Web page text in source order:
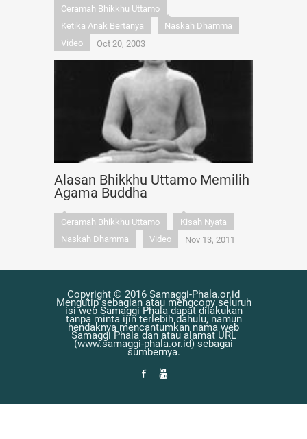
Ceramah Bhikkhu Uttamo
Ketika Anak Bertanya
Naskah Dhamma
Video
Oct 20, 2003
Alasan Bhikkhu Uttamo Memilih
Agama Buddha
Ceramah Bhikkhu Uttamo
Kisah Nyata
Naskah Dhamma
Video Nov 13, 2011
Copyright © 2016 Samaggi-Phala.or.id
Mengutip sebagian atau mengcopy seluruh
isi web Samaggi Phala dapat dilakukan
tanpa minta ijin terlebih dahulu, namun
hendaknya mencantumkan nama web
Samaggi Phala dan atau alamat URL
(www.samaggi-phala.or.id) sebagai
sumbernya.